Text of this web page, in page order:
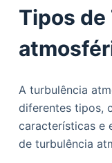
Tipos
A turbulência
diferentes tipos,
características e
de turbulência